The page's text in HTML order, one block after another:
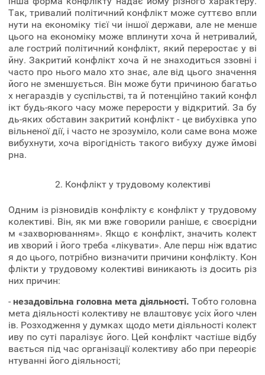
Так, тривалий політичний конфлікт може суттєво впли
нути на економіку тієї чи іншої держави, але не менше
цього на економіку може вплинути хоча й нетривалий,
але гострий політичний конфлікт, який переростає у ві
йну. Закритий конфлікт хоча й не знаходиться ззовні і
часто про нього мало хто знає, але від цього значення
його не зменшується. Він може бути причиною багатьо
х негараздів у суспільстві, та й потенційно такий конфл
ікт будь-якого часу може перерости у відкритий. За бу
дь-яких обставин закритий конфлікт - це вибухівка упо
вільненої дії, і часто не зрозуміло, коли саме вона може
вибухнути, хоча вірогідність такого вибуху дуже ймові
рна.
2. Конфлікт у трудовому колективі
Одним із різновидів конфлікту є конфлікт у трудовому
колективі. Він, як ми вже говорили раніше, є своєрідни
м «захворюванням». Якщо є конфлікт, значить колект
ив хворий і його треба «лікувати». Але перш ніж вдатис
я до цього, потрібно визначити причини конфлікту. Кон
флікти у трудовому колективі виникають із досить різ
них причин:
- незадовільна головна мета діяльності. Тобто головна
мета діяльності колективу не влаштовує усіх його член
ів. Розходження у думках щодо мети діяльності колект
иву по суті паралізує його. Цей конфлікт частіше відбу
вається під час організації колективу або при переоріє
нтуванні його діяльності;